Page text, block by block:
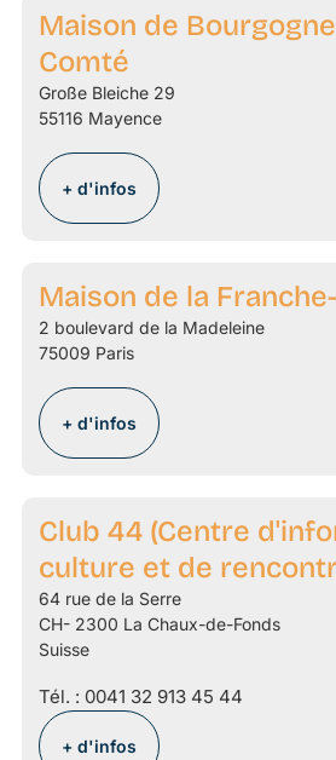
Maison de
Comté
Große Bleiche 29
55116 Mayence
+ d'infos
Maison de la
2 boulevard de la Madeleine
75009 Paris
+ d'infos
Club 44 (Centre
culture et de
64 rue de la Serre
CH- 2300 La Chaux-de-Fonds
Suisse
Tél. : 0041 32 913 45 44
+ d'infos